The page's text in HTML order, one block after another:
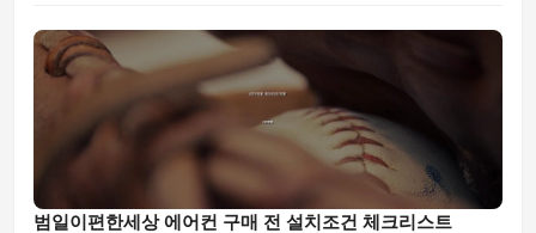
범일이편한세상 에어컨 구매 전 설치조건 체크리스트